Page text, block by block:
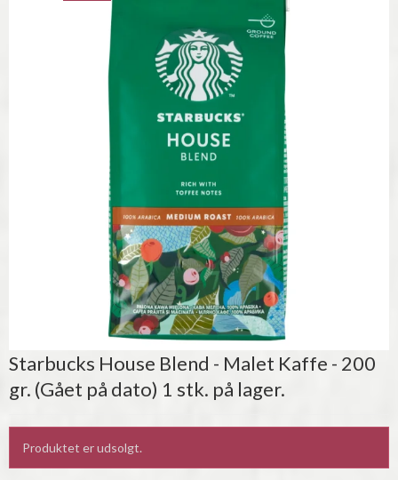
Starbucks House Blend - Malet Kaffe - 200
gr. (Gået på dato) 1 stk. på lager.
Produktet er udsolgt.